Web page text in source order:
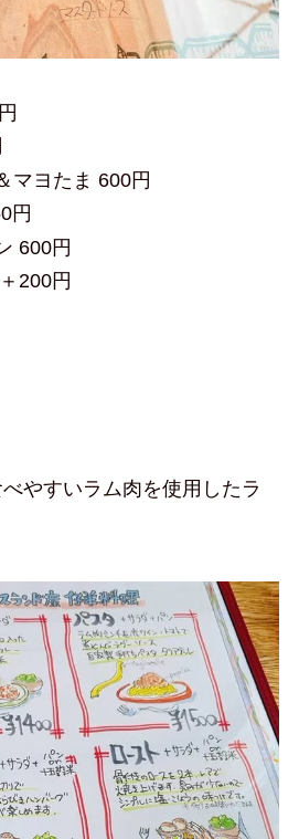
マヨたま 600円
円
600円
200円
やすいラム肉を使用したラ